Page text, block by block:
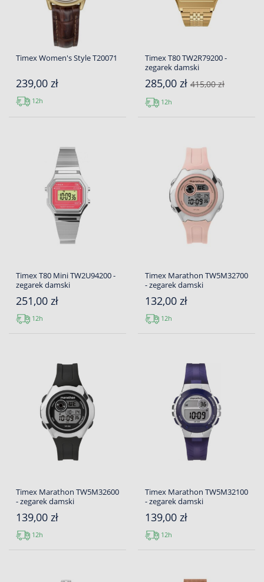
Timex Women's Style T20071
239,00 zł
12h
Timex T80 TW2R79200 -
zegarek damski
285,00 zł 415,00 zł
12h
Timex T80 Mini TW2U94200 -
zegarek damski
251,00 zł
12h
Timex Marathon TW5M32700
- zegarek damski
132,00 zł
12h
Timex Marathon TW5M32600
- zegarek damski
139,00 zł
12h
Timex Marathon TW5M32100
- zegarek damski
139,00 zł
12h